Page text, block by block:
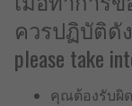
ควรปฏิบัติดัง
please take
คุณต้องรับผิ